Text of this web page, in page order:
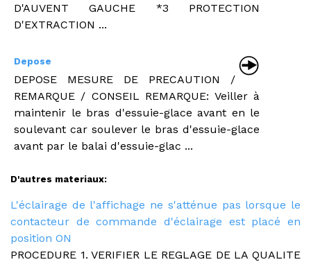
D'AUVENT GAUCHE *3 PROTECTION
D'EXTRACTION ...
Depose
DEPOSE MESURE DE PRECAUTION /
REMARQUE / CONSEIL REMARQUE: Veiller à
maintenir le bras d'essuie-glace avant en le
soulevant car soulever le bras d'essuie-glace
avant par le balai d'essuie-glac ...
D'autres materiaux:
L'éclairage de l'affichage ne s'atténue pas lorsque le
contacteur de commande d'éclairage est placé en
position ON
PROCEDURE 1. VERIFIER LE REGLAGE DE LA QUALITE